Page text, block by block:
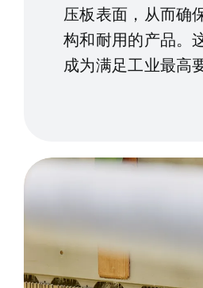
压板表面，从而确
构和耐用的产品。
成为满足工业最高